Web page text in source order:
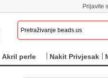
Prijavite
Akril perle Nakit Privjesak